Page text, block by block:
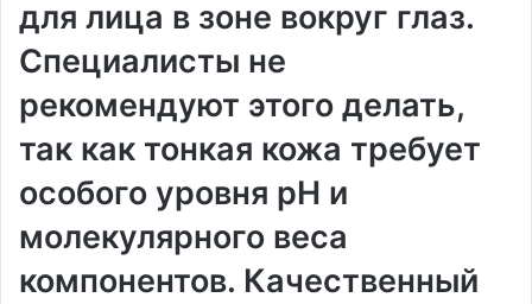
для лица в зоне вокруг глаз.
Специалисты не
рекомендуют этого делать,
так как тонкая кожа требует
особого уровня pH и
молекулярного веса
компонентов. Качественный